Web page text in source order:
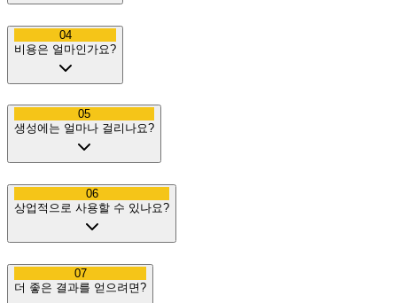
04
비용은 얼마인가요?
05
생성에는 얼마나 걸리나요?
06
상업적으로 사용할 수 있나요?
07
더 좋은 결과를 얻으려면?